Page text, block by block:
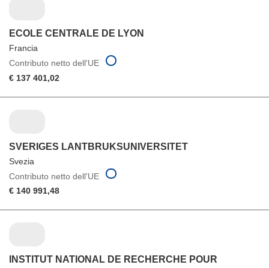
ECOLE CENTRALE DE LYON
Francia
Contributo netto dell'UE
€ 137 401,02
SVERIGES LANTBRUKSUNIVERSITET
Svezia
Contributo netto dell'UE
€ 140 991,48
INSTITUT NATIONAL DE RECHERCHE POUR